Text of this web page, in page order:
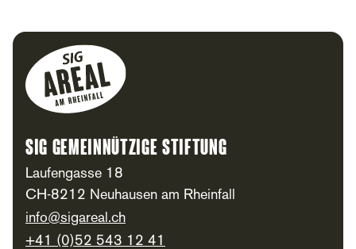
SIG Gemeinnützige Stiftung
Laufengasse 18
CH-8212 Neuhausen am Rheinfall
info@sigareal.ch
+41 (0)52 543 12 41